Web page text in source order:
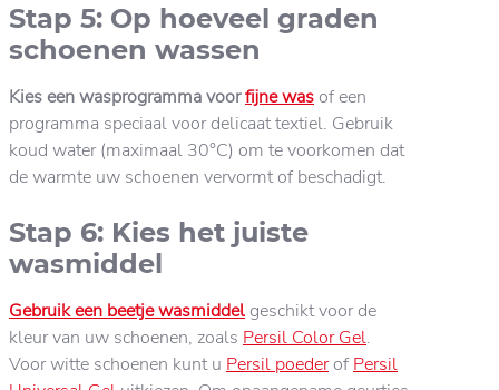
Stap 5: Op hoeveel graden
schoenen wassen
Kies een wasprogramma voorfijne was of een
programma speciaal voor delicaat textiel. Gebruik
koud water (maximaal 30°C) om te voorkomen dat
de warmte uw schoenen vervormt of beschadigt.
Stap 6: Kies het juiste
wasmiddel
Gebruik een beetje wasmiddel geschikt voor de
kleur van uw schoenen, zoals Persil Color Gel.
Voor witte schoenen kunt u Persil poederofPersil